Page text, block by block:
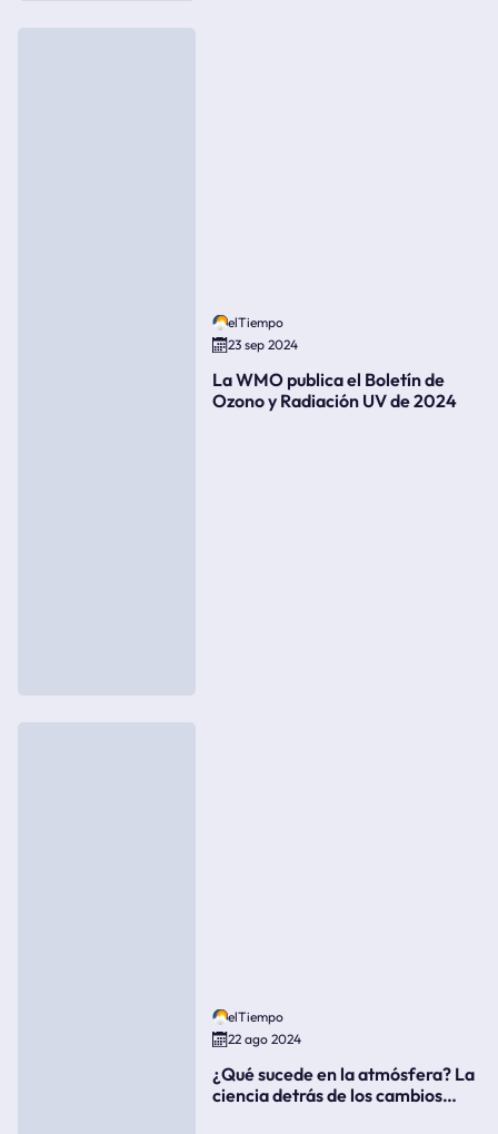
elTiempo
23 sep 2024
La WMO publica el Boletín de
Ozono y Radiación UV de 2024
elTiempo
22 ago 2024
¿Qué sucede en la atmósfera? La
ciencia detrás de los cambios